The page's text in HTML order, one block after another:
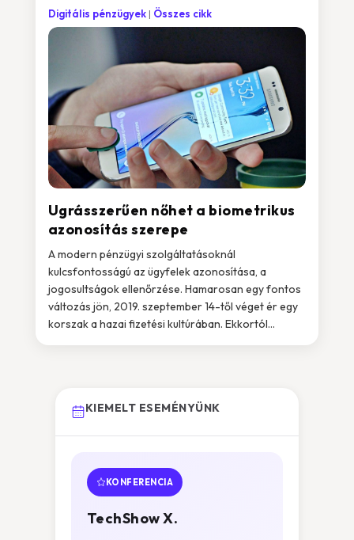
Ugrásszerűen nőhet a biometrikus
azonosítás szerepe
Digitális pénzügyek Összes cikk
A modern pénzügyi szolgáltatásoknál
kulcsfontosságú az ügyfelek azonosítása, a
jogosultságok ellenőrzése. Hamarosan egy fontos
változás jön, 2019. szeptember 14-től véget ér egy
korszak a hazai fizetési kultúrában. Ekkortól...
KIEMELT ESEMÉNYÜNK
KONFERENCIA
TechShow X.